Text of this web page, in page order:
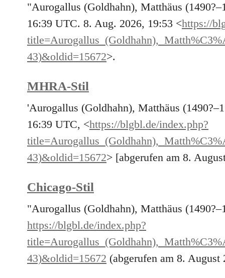
"Aurogallus (Goldhahn), Matthäus
16:39 UTC. 8. Aug. 2026, 19:53 <https://
43)&oldid=15672>.
MHRA-Stil
'Aurogallus (Goldhahn), Matthäus
16:39 UTC, <https://blgbl.de/index.php?
43)&oldid=15672> [abgerufen am 8.
Chicago-Stil
"Aurogallus (Goldhahn), Matthäus
https://blgbl.de/index.php?
43)&oldid=15672 (abgerufen am 8. August